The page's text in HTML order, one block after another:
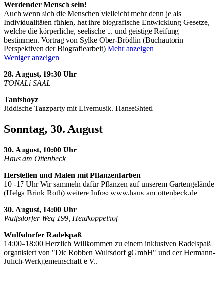
Werdender Mensch sein!
Auch wenn sich die Menschen vielleicht mehr denn je als
Individualitäten fühlen, hat ihre biografische Entwicklung Gesetze,
welche die körperliche, seelische ... und geistige Reifung
bestimmen. Vortrag von Sylke Ober-Brödlin (Buchautorin
Perspektiven der Biografiearbeit) Mehr anzeigen
Weniger anzeigen
28. August, 19:30 Uhr
TONALi SAAL
Tantshoyz
Jiddische Tanzparty mit Livemusik. HanseShtetl
Sonntag, 30. August
30. August, 10:00 Uhr
Haus am Ottenbeck
Herstellen und Malen mit Pflanzenfarben
10 -17 Uhr Wir sammeln dafür Pflanzen auf unserem Gartengelände
(Helga Brink-Roth) weitere Infos: www.haus-am-ottenbeck.de
30. August, 14:00 Uhr
Wulfsdorfer Weg 199, Heidkoppelhof
Wulfsdorfer Radelspaß
14:00–18:00 Herzlich Willkommen zu einem inklusiven Radelspaß
organisiert von "Die Robben Wulfsdorf gGmbH" und der Hermann-
Jülich-Werkgemeinschaft e.V..